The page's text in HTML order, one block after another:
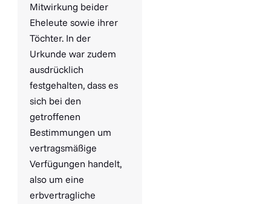
Mitwirkung beider
Eheleute sowie ihrer
Töchter. In der
Urkunde war zudem
ausdrücklich
festgehalten, dass es
sich bei den
getroffenen
Bestimmungen um
vertragsmäßige
Verfügungen handelt,
also um eine
erbvertragliche